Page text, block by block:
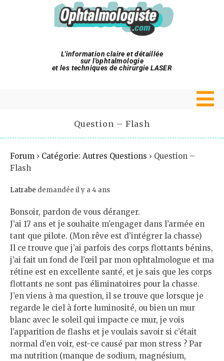
L'information claire et détaillée
sur l'ophtalmologie
et les techniques de chirurgie LASER
Question – Flash
Forum › Catégorie: Autres Questions › Question –
Flash
Latrabe demandée il y a 4 ans
Bonsoir, pardon de vous déranger.
J’ai 17 ans et je souhaite m’engager dans l’armée en
tant que pilote. (Mon rêve est d’intégrer la chasse)
Il ce trouve que j’ai parfois des corps flottants bénins,
j’ai fait un fond de l’œil par mon ophtalmologue et ma
rétine est en excellente santé, et je sais que les corps
flottants ne sont pas éliminatoires pour la chasse.
J’en viens à ma question, il se trouve que lorsque je
regarde le ciel à forte luminosité, ou bien un mur
blanc avec le soleil qui impacte ce mur, je vois
l’apparition de flashs et je voulais savoir si c’était
normal d’en voir, est-ce causé par mon stress ? Par
ma nutrition (manque de sodium, magnésium,